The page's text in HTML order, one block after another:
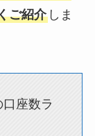
ご紹介しま
座数ラ